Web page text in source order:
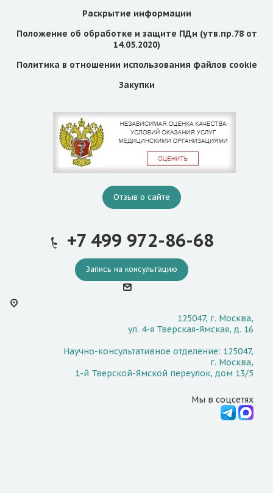
Раскрытие информации
Положение об обработке и защите ПДн (утв.пр.78 от
14.05.2020)
Политика в отношении использования файлов cookie
Закупки
Отзыв о сайте
+7 499 972-86-68
Запись на консультацию
125047, г. Москва,
ул. 4-я Тверская-Ямская, д. 16
Научно-консультативное отделение: 125047,
г. Москва,
1-й Тверской-Ямской переулок, дом 13/5
Мы в соцсетях